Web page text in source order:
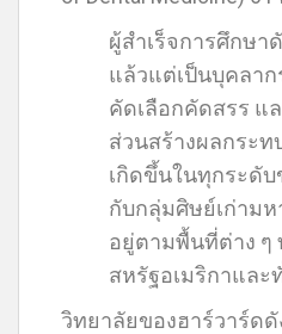
ผู้สำเร็จการศึกษา
แล้วแต่เป็นบุคลา
คัดเลือกคัดสรร แ
ส่วนสร้างผลกระท
เกิดขึ้นในทุกระดับ
กับกลุ่มศิษย์เก่าม
อยู่ตามพื้นที่ต่าง ๆ
สหรัฐอเมริกาและ
วิทยาลัยของฮาร์วาร์ดดั